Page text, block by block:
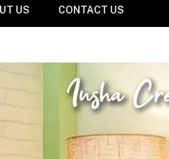
US CONTACT US